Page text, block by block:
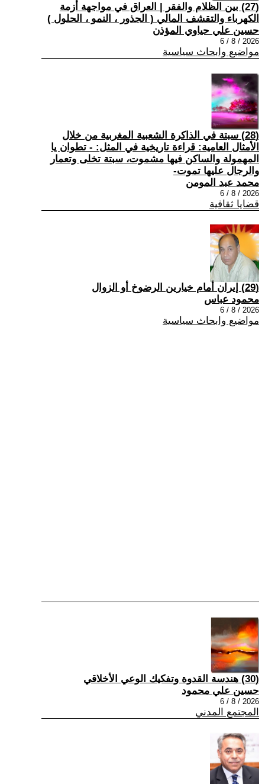
(27) بين الظلام والفقر | العراق في مواجهة أزمة
الكهرباء والتقشف المالي ( الجذور ، النمو ، الحلول )
حسين علي حياوي المؤذن
2026 / 8 / 6
مواضيع وابحاث سياسية
(28) سبتة في الذاكرة الشعبية المغربية من خلال
الأمثال العامية: قراءة تاريخية في المثل: - تطوان يا
المهمولة والساكن فيها مشموت، سبتة تخلى وتعمار
والرجال عليها تموت-
محمد عبد المومن
2026 / 8 / 6
قضايا ثقافية
(29) إيران أمام خيارين الرضوخ أو الزوال
محمود عباس
2026 / 8 / 6
مواضيع وابحاث سياسية
(30) هندسة القدوة وتفكيك الوعي الأخلاقي
حسين علي محمود
2026 / 8 / 6
المجتمع المدني